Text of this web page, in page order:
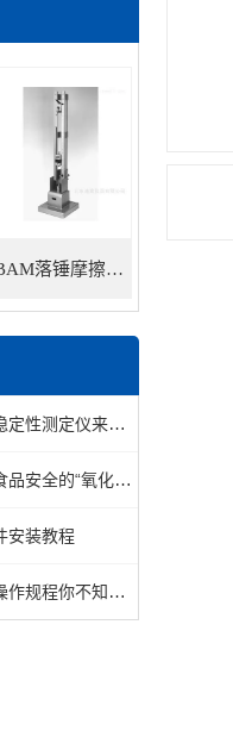
BAM落锤摩擦感度仪
食品工业中也常用热稳定性测定仪来分析食品成分的热稳定性
油脂氧化稳定性仪：食品安全的“氧化检测专家”
安装教程
旋转粘度计的原理和操作规程你不知道吗？